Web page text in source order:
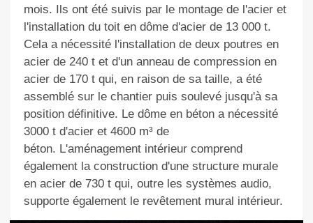
mois. Ils ont été suivis par le montage de l'acier et
l'installation du toit en dôme d'acier de 13 000 t.
Cela a nécessité l'installation de deux poutres en
acier de 240 t et d'un anneau de compression en
acier de 170 t qui, en raison de sa taille, a été
assemblé sur le chantier puis soulevé jusqu'à sa
position définitive. Le dôme en béton a nécessité
3000 t d'acier et 4600 m³ de
béton. L'aménagement intérieur comprend
également la construction d'une structure murale
en acier de 730 t qui, outre les systèmes audio,
supporte également le revêtement mural intérieur.